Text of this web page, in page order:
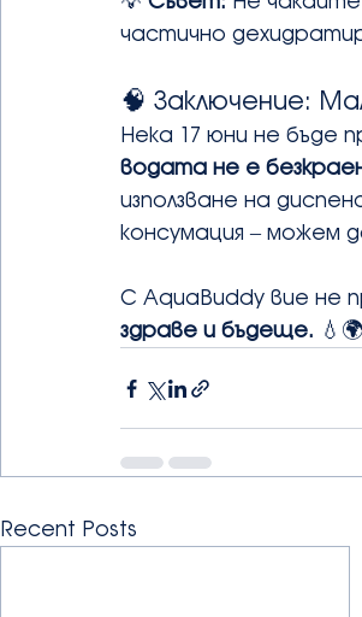
частично
🧠 Заключение:
Нека 17 юни не бъде
водата не е
използване на
консумация – можем
С AquaBuddy вие не
здраве и бъдеще. 💧🌍
Recent Posts